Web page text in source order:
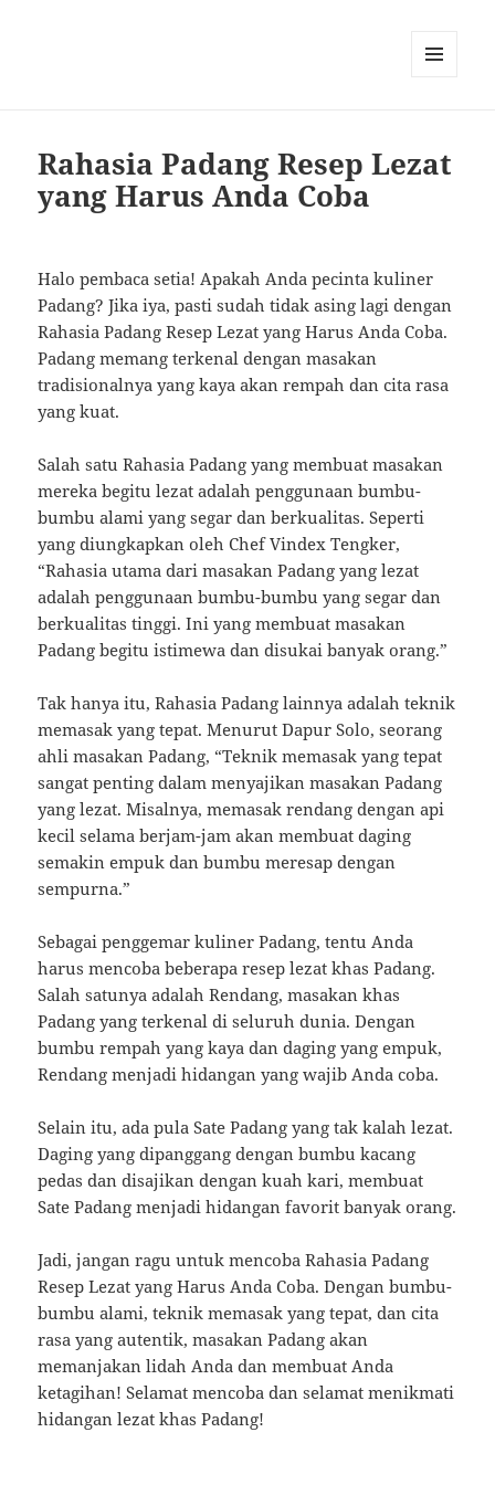
Rahasia Padang Resep Lezat
yang Harus Anda Coba
Halo pembaca setia! Apakah Anda pecinta kuliner
Padang? Jika iya, pasti sudah tidak asing lagi dengan
Rahasia Padang Resep Lezat yang Harus Anda Coba.
Padang memang terkenal dengan masakan
tradisionalnya yang kaya akan rempah dan cita rasa
yang kuat.
Salah satu Rahasia Padang yang membuat masakan
mereka begitu lezat adalah penggunaan bumbu-
bumbu alami yang segar dan berkualitas. Seperti
yang diungkapkan oleh Chef Vindex Tengker,
“Rahasia utama dari masakan Padang yang lezat
adalah penggunaan bumbu-bumbu yang segar dan
berkualitas tinggi. Ini yang membuat masakan
Padang begitu istimewa dan disukai banyak orang.”
Tak hanya itu, Rahasia Padang lainnya adalah teknik
memasak yang tepat. Menurut Dapur Solo, seorang
ahli masakan Padang, “Teknik memasak yang tepat
sangat penting dalam menyajikan masakan Padang
yang lezat. Misalnya, memasak rendang dengan api
kecil selama berjam-jam akan membuat daging
semakin empuk dan bumbu meresap dengan
sempurna.”
Sebagai penggemar kuliner Padang, tentu Anda
harus mencoba beberapa resep lezat khas Padang.
Salah satunya adalah Rendang, masakan khas
Padang yang terkenal di seluruh dunia. Dengan
bumbu rempah yang kaya dan daging yang empuk,
Rendang menjadi hidangan yang wajib Anda coba.
Selain itu, ada pula Sate Padang yang tak kalah lezat.
Daging yang dipanggang dengan bumbu kacang
pedas dan disajikan dengan kuah kari, membuat
Sate Padang menjadi hidangan favorit banyak orang.
Jadi, jangan ragu untuk mencoba Rahasia Padang
Resep Lezat yang Harus Anda Coba. Dengan bumbu-
bumbu alami, teknik memasak yang tepat, dan cita
rasa yang autentik, masakan Padang akan
memanjakan lidah Anda dan membuat Anda
ketagihan! Selamat mencoba dan selamat menikmati
hidangan lezat khas Padang!